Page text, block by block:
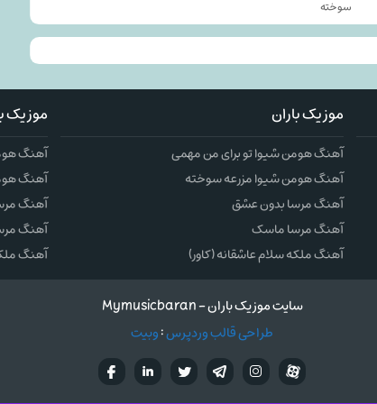
سوخته
موزیک باران
آهنگ هومن شیوا تو برای من مهمی
آهنگ هومن شیوا مزرعه سوخته
آهنگ مرسا بدون عشق
آهنگ مرسا ماسک
آهنگ ملکه سلام عاشقانه (کاور)
موزیک
آهنگ
آهنگ
آهنگ
آهنگ
آهنگ
سایت موزیک باران - Mymusicbaran
طراحی قالب وردپرس:وبیت
تويترتلگرام
اینستاگرام آپارات